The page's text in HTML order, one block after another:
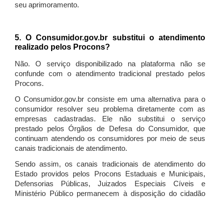
seu aprimoramento.
5. O Consumidor.gov.br substitui o atendimento
realizado pelos Procons?
Não. O serviço disponibilizado na plataforma não se
confunde com o atendimento tradicional prestado pelos
Procons.
O Consumidor.gov.br consiste em uma alternativa para o
consumidor resolver seu problema diretamente com as
empresas cadastradas. Ele não substitui o serviço
prestado pelos Órgãos de Defesa do Consumidor, que
continuam atendendo os consumidores por meio de seus
canais tradicionais de atendimento.
Sendo assim, os canais tradicionais de atendimento do
Estado providos pelos Procons Estaduais e Municipais,
Defensorias Públicas, Juizados Especiais Cíveis e
Ministério Público permanecem à disposição do cidadão